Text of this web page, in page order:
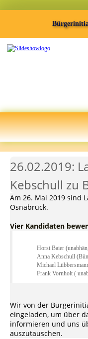
26.02.2019:
Kebschull zu
Am 26. Mai 2019 sind
Osnabrück.
Vier Kandidaten
Horst Baier
Anna Kebschull
Michael
Frank Vornholt (
Wir von der
eingeladen, um über
informieren und uns
auszutauschen.